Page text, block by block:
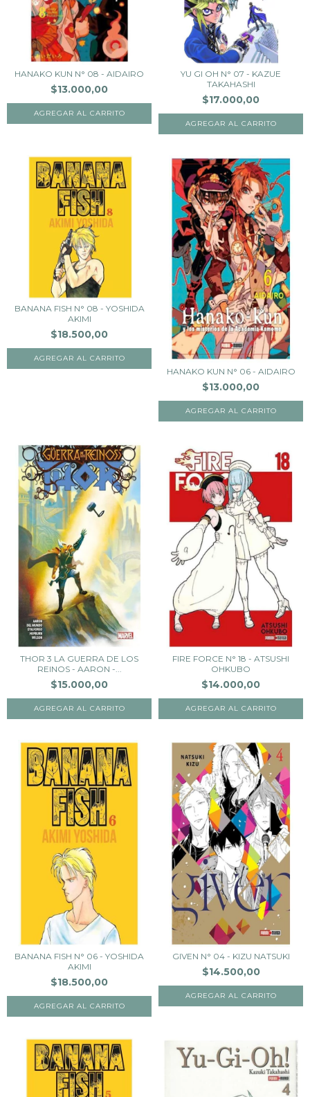
HANAKO KUN N° 08 - AIDAIRO
$13.000,00
YU GI OH N° 07 - KAZUE
TAKAHASHI
$17.000,00
BANANA FISH N° 08 - YOSHIDA
AKIMI
$18.500,00
HANAKO KUN N° 06 - AIDAIRO
$13.000,00
THOR 3 LA GUERRA DE LOS
REINOS - AARON -...
$15.000,00
FIRE FORCE N° 18 - ATSUSHI
OHKUBO
$14.000,00
BANANA FISH N° 06 - YOSHIDA
AKIMI
$18.500,00
GIVEN N° 04 - KIZU NATSUKI
$14.500,00